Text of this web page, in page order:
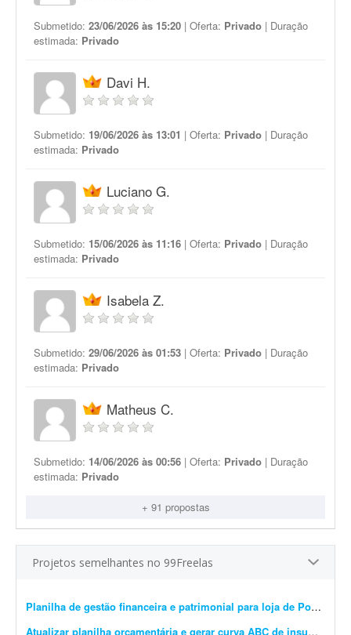
Submetido: 23/06/2026 às 15:20 | Oferta: Privado | Duração
estimada: Privado
Davi H.
Submetido: 19/06/2026 às 13:01 | Oferta: Privado | Duração
estimada: Privado
Luciano G.
Submetido: 15/06/2026 às 11:16 | Oferta: Privado | Duração
estimada: Privado
Isabela Z.
Submetido: 29/06/2026 às 01:53 | Oferta: Privado | Duração
estimada: Privado
Matheus C.
Submetido: 14/06/2026 às 00:56 | Oferta: Privado | Duração
estimada: Privado
+ 91 propostas
Projetos semelhantes no 99Freelas
Planilha de gestão financeira e patrimonial para loja de Pokémon TCG
Atualizar planilha orçamentária e gerar curva ABC de insumos e serviços